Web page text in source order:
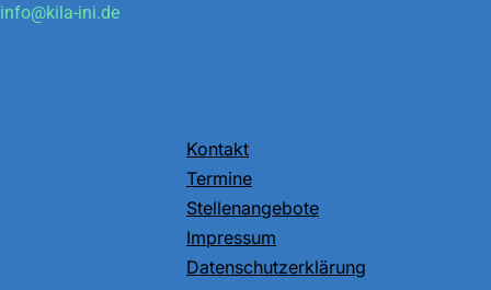
info@kila-ini.de
Kontakt
Termine
Stellenangebote
Impressum
Datenschutzerklärung